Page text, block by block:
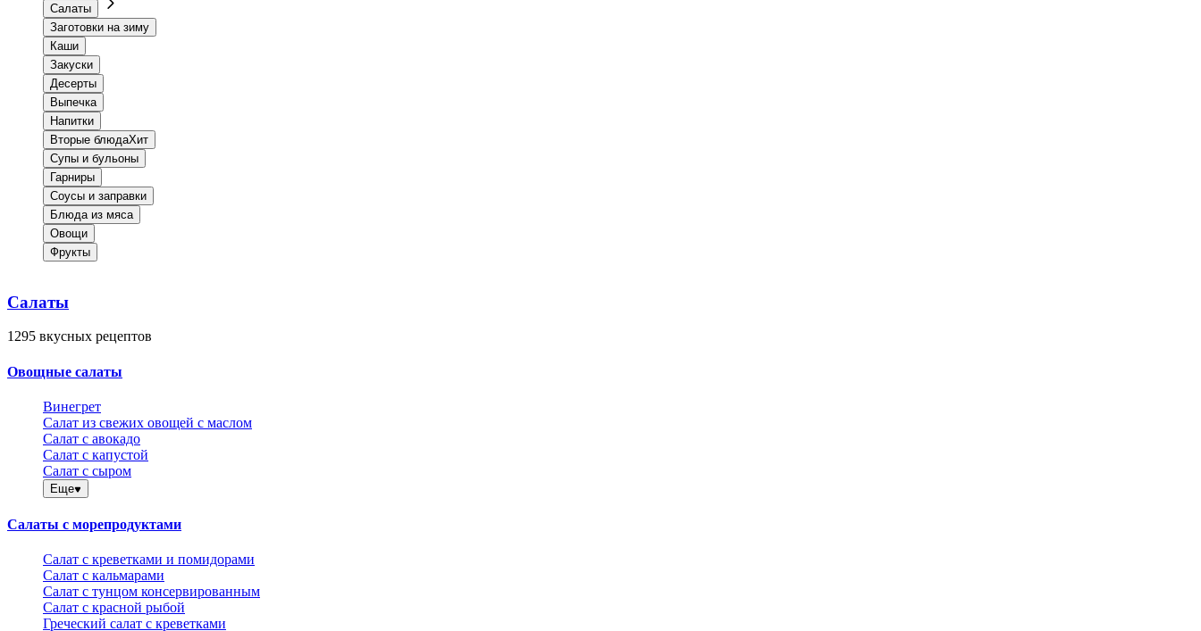
Салаты
Заготовки на зиму
Каши
Закуски
Десерты
Выпечка
Напитки
Вторые блюдаХит
Супы и бульоны
Гарниры
Соусы и заправки
Блюда из мяса
Овощи
Фрукты
Салаты
1295 вкусных рецептов
Овощные салаты
Винегрет
Салат из свежих овощей с маслом
Салат с авокадо
Салат с капустой
Салат с сыром
Еще
Салаты с морепродуктами
Салат с креветками и помидорами
Салат с кальмарами
Салат с тунцом консервированным
Салат с красной рыбой
Греческий салат с креветками